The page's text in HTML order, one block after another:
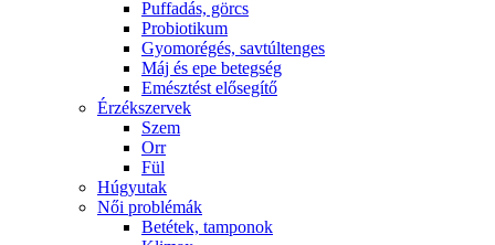
Puffadás, görcs
Probiotikum
Gyomorégés, savtúltenges
Máj és epe betegség
Emésztést elősegítő
Érzékszervek
Szem
Orr
Fül
Húgyutak
Női problémák
Betétek, tamponok